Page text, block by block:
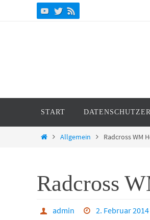
springen
START
StartAllgemein Radcross WM
Radcross
admin 2. Februar 2014